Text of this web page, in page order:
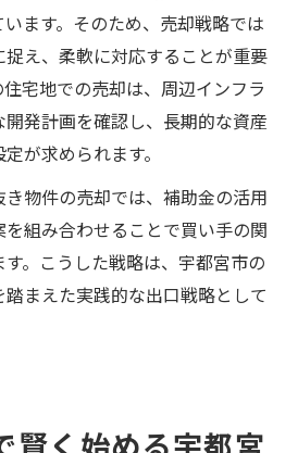
ます。そのため、売却戦略では
え、柔軟に対応することが重要
宅地での売却は、周辺インフラ
発計画を確認し、長期的な資産
が求められます。
物件の売却では、補助金の活用
組み合わせることで買い手の関
。こうした戦略は、宇都宮市の
まえた実践的な出口戦略として